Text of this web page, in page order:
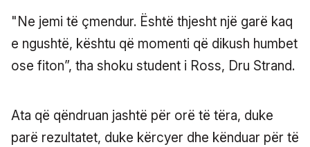
"Ne jemi të çmendur. Është thjesht një garë kaq
e ngushtë, kështu që momenti që dikush humbet
ose fiton”, tha shoku student i Ross, Dru Strand.
Ata që qëndruan jashtë për orë të tëra, duke
parë rezultatet, duke kërcyer dhe kënduar për të